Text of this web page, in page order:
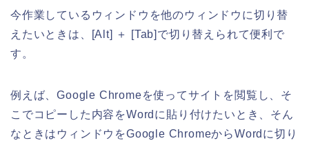
今作業しているウィンドウを他のウィンドウに切り替
えたいときは、[Alt] ＋ [Tab]で切り替えられて便利で
す。
例えば、Google Chromeを使ってサイトを閲覧し、そ
こでコピーした内容をWordに貼り付けたいとき、そん
なときはウィンドウをGoogle ChromeからWordに切り